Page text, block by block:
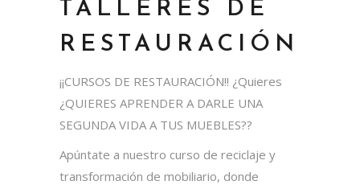
TALLERES DE
RESTAURACIÓN
¡¡CURSOS DE RESTAURACIÓN!! ¿Quieres
¿QUIERES APRENDER A DARLE UNA
SEGUNDA VIDA A TUS MUEBLES??
Apúntate a nuestro curso de reciclaje y
transformación de mobiliario, donde